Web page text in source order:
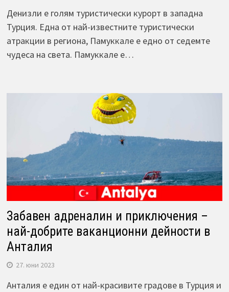
Денизли е голям туристически курорт в западна
Турция. Една от най-известните туристически
атракции в региона, Памуккале е едно от седемте
чудеса на света. Памуккале е…
Забавен адреналин и приключения –
най-добрите ваканционни дейности в
Анталия
27. юни 2023
Анталия е един от най-красивите градове в Турция и